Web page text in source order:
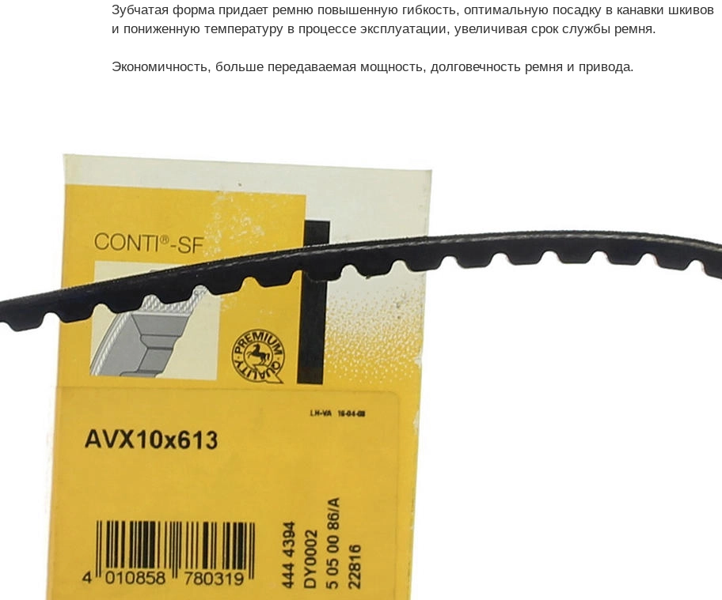
Зубчатая форма придает ремню повышенную гибкость, оптимальную посадку в канавки шкивов
и пониженную температуру в процессе эксплуатации, увеличивая срок службы ремня.
Экономичность, больше передаваемая мощность, долговечность ремня и привода.